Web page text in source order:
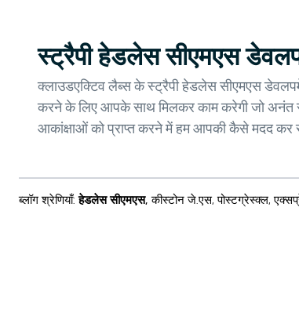
स्ट्रैपी हेडलेस सीएमएस
क्लाउडएक्टिव लैब्स के स्ट्रैपी हेडलेस सीएमएस
करने के लिए आपके साथ मिलकर काम करेगी जो अनंत
आकांक्षाओं को प्राप्त करने में हम आपकी कैसे मदद
ब्लॉग श्रेणियाँ: हेडलेस सीएमएस, कीस्टोन जे.एस,पोस्टग्रेस्क्ल,